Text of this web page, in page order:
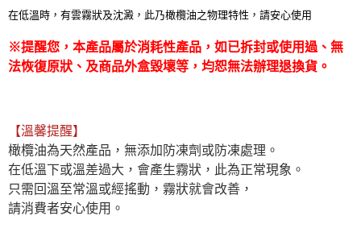
在低溫時，有雲霧狀及沈澱，此乃橄欖油之物理特性，請安心使用
※提醒您，本產品屬於消耗性產品，如已拆封或使用過、無
法恢復原狀、及商品外盒毀壞等，均恕無法辦理退換貨。
【溫馨提醒】
橄欖油為天然產品，無添加防凍劑或防凍處理。
在低溫下或溫差過大，會產生霧狀，此為正常現象。
只需回溫至常溫或經搖動，霧狀就會改善，
請消費者安心使用。